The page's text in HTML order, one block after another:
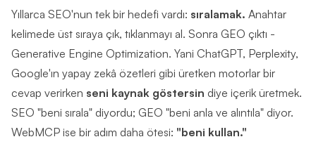
Yıllarca SEO'nun tek bir hedefi vardı: sıralamak. Anahtar
kelimede üst sıraya çık, tıklanmayı al. Sonra GEO çıktı -
Generative Engine Optimization. Yani ChatGPT, Perplexity,
Google'ın yapay zekâ özetleri gibi üretken motorlar bir
cevap verirken seni kaynak göstersin diye içerik üretmek.
SEO "beni sırala" diyordu; GEO "beni anla ve alıntıla" diyor.
WebMCP ise bir adım daha ötesi: "beni kullan."